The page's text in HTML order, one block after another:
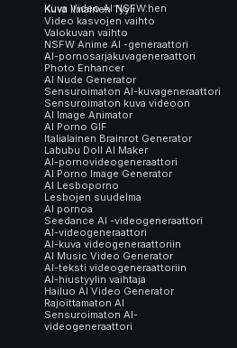
Kuva Video AI NSFW:hen
Kuva Ilmainen Tyyli
Video kasvojen vaihto
Valokuvan vaihto
NSFW Anime AI -generaattori
AI-pornosarjakuvageneraattori
Photo Enhancer
AI Nude Generator
Sensuroimaton AI-kuvageneraattori
Sensuroimaton kuva videoon
AI Image Animator
AI Porno GIF
Italialainen Brainrot Generator
Labubu Doll AI Maker
AI-pornovideogeneraattori
AI Porno Image Generator
AI Lesboporno
Lesbojen suudelma
AI pornoa
Seedance AI -videogeneraattori
AI-videogeneraattori
AI-kuva videogeneraattoriin
AI Music Video Generator
AI-teksti videogeneraattoriin
AI-hiustyylin vaihtaja
Hailuo AI Video Generator
Rajoittamaton AI
Sensuroimaton AI-
videogeneraattori